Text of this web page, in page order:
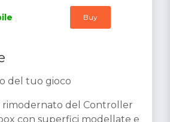
Buy
del tuo gioco
rimodernato del Controller
con superfici modellate e